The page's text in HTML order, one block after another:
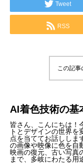
Tweet
RSS
この記
AI着色技術の基
皆さん、こんにちは！
トとデザインの世界
点を当ててお話ししま
の画像や映像に色を自
映画の復元、古い写真
まで、多岐にわたる用